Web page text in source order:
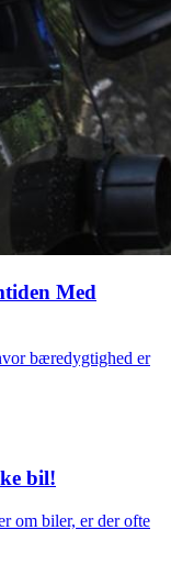
Med
bæredygtighed er
bil!
om biler, er der ofte